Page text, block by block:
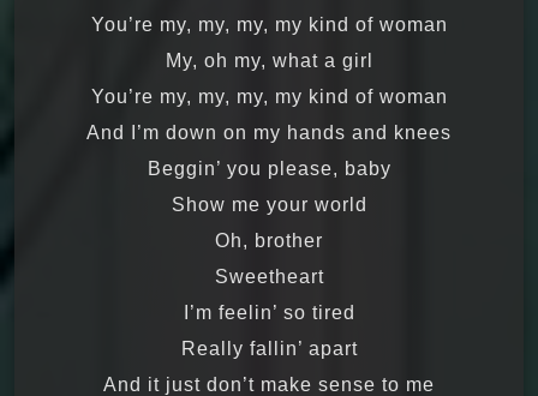
You’re my, my, my, my kind of woman
My, oh my, what a girl
You’re my, my, my, my kind of woman
And I’m down on my hands and knees
Beggin’ you please, baby
Show me your world
Oh, brother
Sweetheart
I’m feelin’ so tired
Really fallin’ apart
And it just don’t make sense to me